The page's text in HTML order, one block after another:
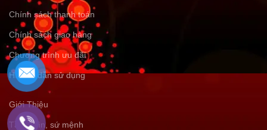
Chính sách thanh toán
Chính sách giao hàng
Chương trình ưu đãi
Hướng dẫn sử dụng
Giới Thiệu
Tầm nhìn, sứ mệnh